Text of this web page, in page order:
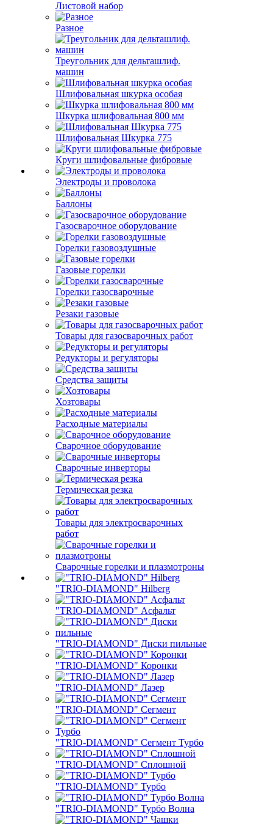
Листовой набор
Разное
Треугольник для дельташлиф.
машин
Шлифовальная шкурка особая
Шкурка шлифовальная 800 мм
Шлифовальная Шкурка 775
Круги шлифовальные фибровые
Электроды и проволока
Баллоны
Газосварочное оборудование
Горелки газовоздушные
Газовые горелки
Горелки газосварочные
Резаки газовые
Товары для газосварочных работ
Редукторы и регуляторы
Средства защиты
Хозтовары
Расходные материалы
Сварочное оборудование
Сварочные инверторы
Термическая резка
Товары для электросварочных
работ
Сварочные горелки и плазмотроны
"TRIO-DIAMOND" Hilberg
"TRIO-DIAMOND" Асфальт
"TRIO-DIAMOND" Диски пильные
"TRIO-DIAMOND" Коронки
"TRIO-DIAMOND" Лазер
"TRIO-DIAMOND" Сегмент
"TRIO-DIAMOND" Сегмент Турбо
"TRIO-DIAMOND" Сплошной
"TRIO-DIAMOND" Турбо
"TRIO-DIAMOND" Турбо Волна